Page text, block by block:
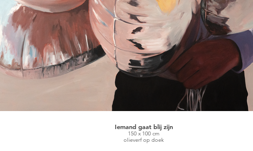
Iemand gaat blij zijn
150 x 100 cm
olieverf op doek